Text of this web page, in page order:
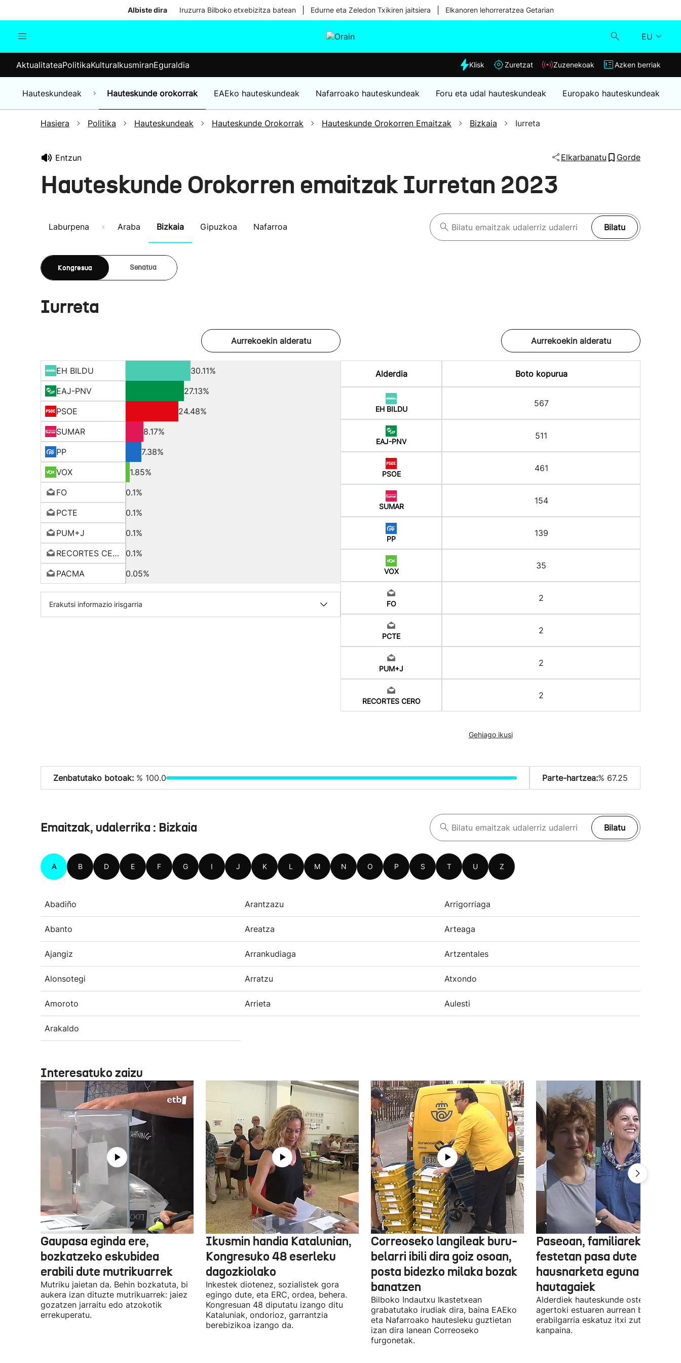
Albiste dira Iruzurra Bilboko etxebizitza batean Edurne eta Zeledon Txikiren jaitsiera Elkanoren lehorreratzea Getarian
EU
Munduko albisteak
Hauteskundeak
Eguraldia
Klisk
Zuzenekoak
Azken berriak
AktualitateaPolitikaKulturaIkusmiranEguraldia Klisk Zuretzat Zuzenekoak Azken berriak
Hauteskundeak Hauteskunde orokorrak EAEko hauteskundeak Nafarroako hauteskundeak Foru eta udal hauteskundeak Europako hauteskundeak
Hasiera Politika Hauteskundeak Hauteskunde Orokorrak Hauteskunde Orokorren Emaitzak Bizkaia Iurreta
Entzun Elkarbanatu Gorde
Hauteskunde Orokorren emaitzak Iurretan 2023
Laburpena Araba Bizkaia Gipuzkoa Nafarroa Bilatu
Kongresua Senatua
Iurreta
Aurrekoekin alderatu
EH BILDU
30.11%
EAJ-PNV
27.13%
PSOE
24.48%
SUMAR
8.17%
PP
7.38%
VOX
1.85%
FO
0.1%
PCTE
0.1%
PUM+J
0.1%
RECORTES CERO
0.1%
PACMA
0.05%
Erakutsi informazio irisgarria
Aurrekoekin alderatu
Alderdia Boto kopurua
EH BILDU
567
EAJ-PNV
511
PSOE
461
SUMAR
154
PP
139
VOX
35
FO
2
PCTE
2
PUM+J
2
RECORTES CERO
2
Gehiago ikusi
Zenbatutako botoak: % 100.0 Parte-hartzea:% 67.25
Emaitzak, udalerrika : Bizkaia Bilatu
A B D E F G I J K L M N O P S T U Z
Abadiño Arantzazu Arrigorriaga
Abanto Areatza Arteaga
Ajangiz Arrankudiaga Artzentales
Alonsotegi Arratzu Atxondo
Amoroto Arrieta Aulesti
Arakaldo
Interesatuko zaizu
Gaupasa eginda ere,
bozkatzeko eskubidea
erabili dute mutrikuarrek
Mutriku jaietan da. Behin bozkatuta, bi
aukera izan dituzte mutrikuarrek: jaiez
gozatzen jarraitu edo atzokotik
errekuperatu.
Ikusmin handia Katalunian,
Kongresuko 48 eserleku
dagozkiolako
Inkestek diotenez, sozialistek gora
egingo dute, eta ERC, ordea, behera.
Kongresuan 48 diputatu izango ditu
Kataluniak, ondorioz, garrantzia
berebizikoa izango da.
Correoseko langileak buru-
belarri ibili dira goiz osoan,
posta bidezko milaka bozak
banatzen
Bilboko Indautxu Ikastetxean
grabatutako irudiak dira, baina EAEko
eta Nafarroako hautesleku guztietan
izan dira lanean Correoseko
furgonetak.
Paseoan, familiarekin edo
festetan pasa dute
hausnarketa eguna
hautagaiek
Alderdiek hauteskunde osteko
agertoki estuaren aurrean boto
erabilgarria eskatuz itxi zuten atzo
kanpaina.